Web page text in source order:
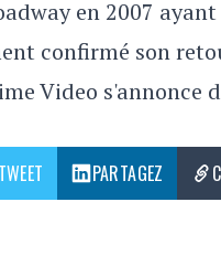
en 2007
confirmé son
Video s'annonce
TWEET PARTAGEZ